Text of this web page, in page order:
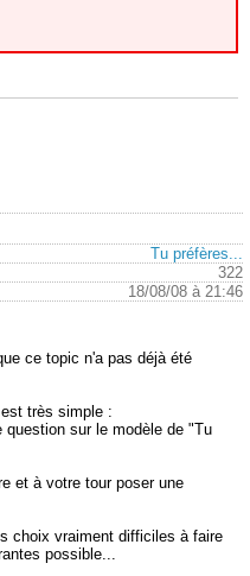
Tu préfères...
322
18/08/08 à 21:46
ce topic n'a pas déjà été
très simple :
sur le modèle de "Tu
et à votre tour poser une
choix vraiment difficiles à faire
possible...